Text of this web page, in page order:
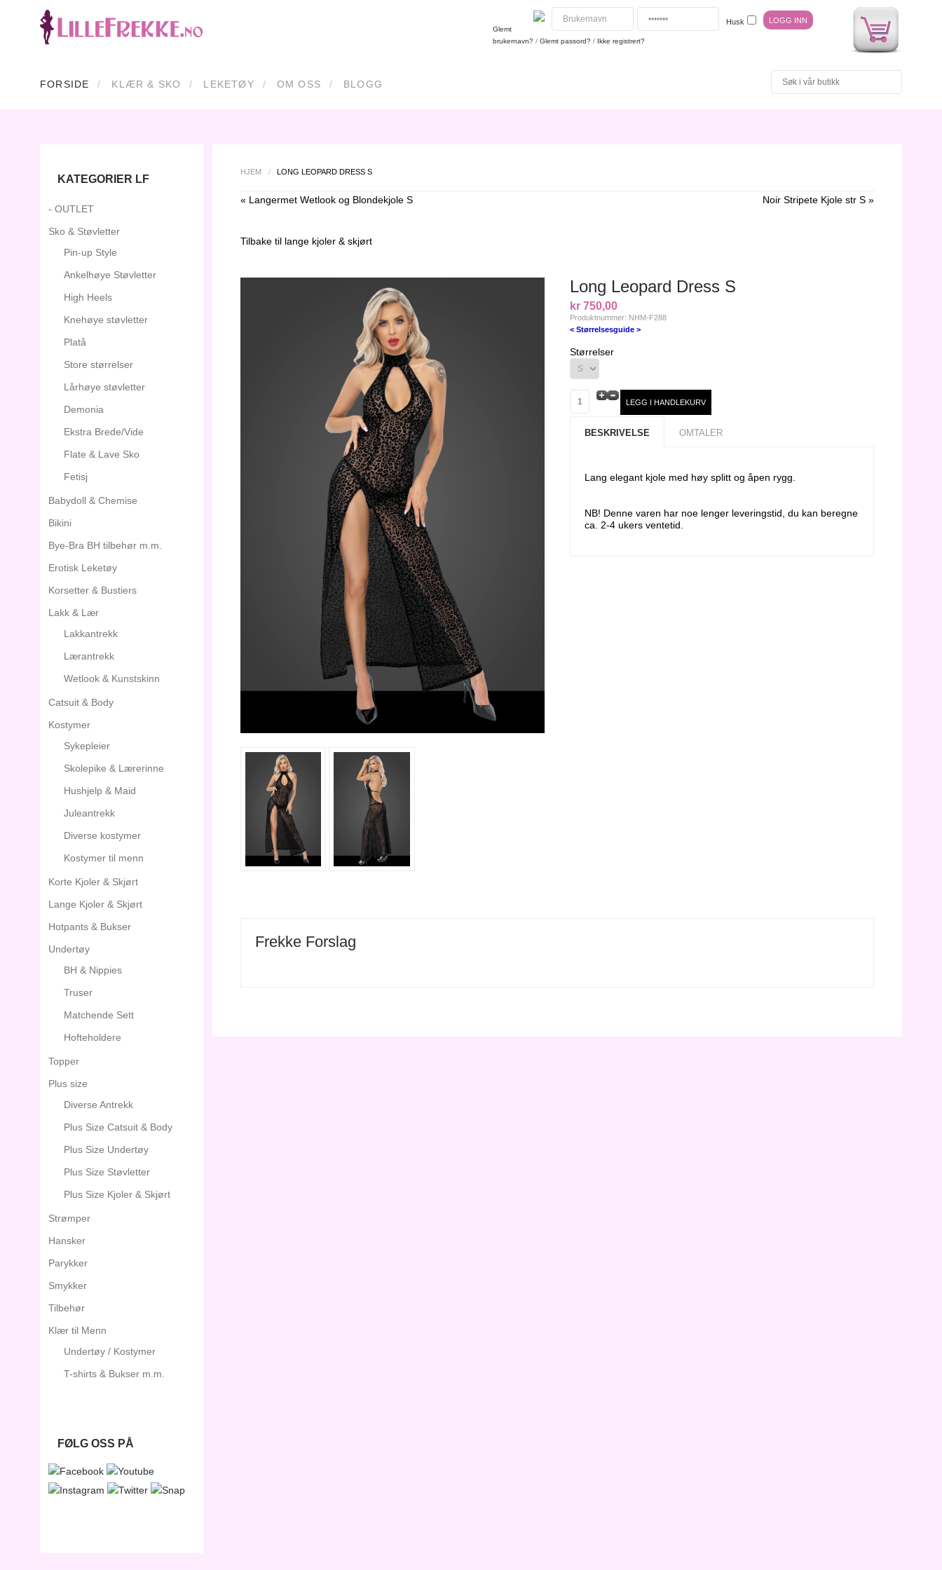
Husk
Glemt
brukernavn? / Glemt passord? / Ikke registrert?
FORSIDE KLÆR & SKO LEKETØY OM OSS BLOGG
HJEM / LONG LEOPARD DRESS S
« Langermet Wetlook og Blondekjole S Noir Stripete Kjole str S »
Tilbake til lange kjoler & skjørt
Long Leopard Dress S
kr 750,00
Produktnummer: NHM-F288
< Størrelsesguide >
Størrelser
BESKRIVELSE OMTALER
Lang elegant kjole med høy splitt og åpen rygg.
NB! Denne varen har noe lenger leveringstid, du kan beregne
ca. 2-4 ukers ventetid.
Frekke Forslag
KATEGORIER LF
- OUTLET
Sko & Støvletter
Pin-up Style
Ankelhøye Støvletter
High Heels
Knehøye støvletter
Platå
Store størrelser
Lårhøye støvletter
Demonia
Ekstra Brede/Vide
Flate & Lave Sko
Fetisj
Babydoll & Chemise
Bikini
Bye-Bra BH tilbehør m.m.
Erotisk Leketøy
Korsetter & Bustiers
Lakk & Lær
Lakkantrekk
Lærantrekk
Wetlook & Kunstskinn
Catsuit & Body
Kostymer
Sykepleier
Skolepike & Lærerinne
Hushjelp & Maid
Juleantrekk
Diverse kostymer
Kostymer til menn
Korte Kjoler & Skjørt
Lange Kjoler & Skjørt
Hotpants & Bukser
Undertøy
BH & Nippies
Truser
Matchende Sett
Hofteholdere
Topper
Plus size
Diverse Antrekk
Plus Size Catsuit & Body
Plus Size Undertøy
Plus Size Støvletter
Plus Size Kjoler & Skjørt
Strømper
Hansker
Parykker
Smykker
Tilbehør
Klær til Menn
Undertøy / Kostymer
T-shirts & Bukser m.m.
FØLG OSS PÅ